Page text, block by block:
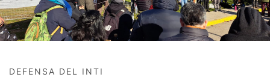
DEFENSA DEL INTI